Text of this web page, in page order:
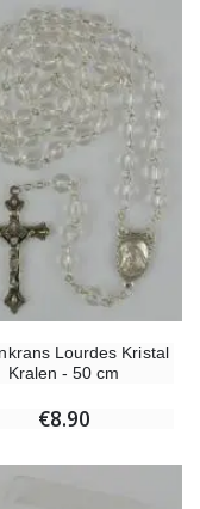
Lourdes Kristal
Kralen - 50 cm
€8.90